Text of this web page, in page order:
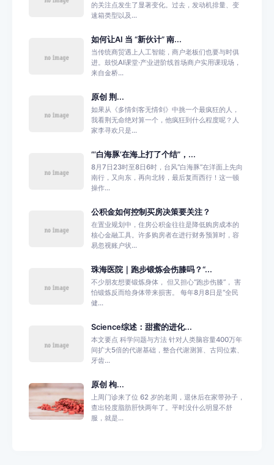
的关注点发生了显著变化。过去，发动机排量、变
速箱类型以及...
如何让AI 当 “新伙计” 南...
当传统商贸遇上人工智能，商户老板们也要与时俱
进。鼓悦AI课堂·产业进阶线首场商户实用课现场，
来自金桥...
原创 荆...
如果从《多情剑客无情剑》中挑一个最疯狂的人，
我看荆无命绝对算一个，他疯狂到什么程度呢？人
家李寻欢只是...
“‘白海豚’在海上打了个结”，...
8月7日23时至8日6时，台风“白海豚”在洋面上先向
南行，又向东，再向北转，最后复而西行！这一顿
操作...
公积金如何控制买房决策要关注？
在置业规划中，住房公积金往往是降低购房成本的
核心金融工具。许多购房者在进行财务预算时，容
易忽视账户状...
珠海医院｜跑步锻炼会伤膝吗？“...
不少朋友想要锻炼身体， 但又担心“跑步伤膝”， 害
怕锻炼反而给身体带来损害。 每年8月8日是“全民
健...
Science综述：甜蜜的进化...
本文要点 科学问题与方法 针对人类脑容量400万年
间扩大5倍的代谢基础，整合代谢测算、古同位素、
牙齿...
原创 枸...
上周门诊来了位 62 岁的老周，退休后在家带孙子，
查出轻度脂肪肝快两年了。平时没什么明显不舒
服，就是...